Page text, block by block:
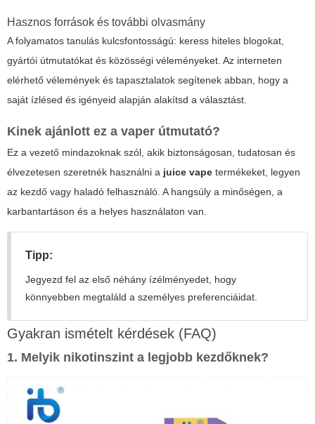
Hasznos források és további olvasmány
A folyamatos tanulás kulcsfontosságú: keress hiteles blogokat,
gyártói útmutatókat és közösségi véleményeket. Az interneten
elérhető vélemények és tapasztalatok segítenek abban, hogy a
saját ízlésed és igényeid alapján alakítsd a választást.
Kinek ajánlott ez a vaper útmutató?
Ez a vezető mindazoknak szól, akik biztonságosan, tudatosan és
élvezetesen szeretnék használni a juice vape termékeket, legyen
az kezdő vagy haladó felhasználó. A hangsúly a minőségen, a
karbantartáson és a helyes használaton van.
Tipp:
Jegyezd fel az első néhány ízélményedet, hogy
könnyebben megtaláld a személyes preferenciáidat.
Gyakran ismételt kérdések (FAQ)
1. Melyik nikotinszint a legjobb kezdőknek?